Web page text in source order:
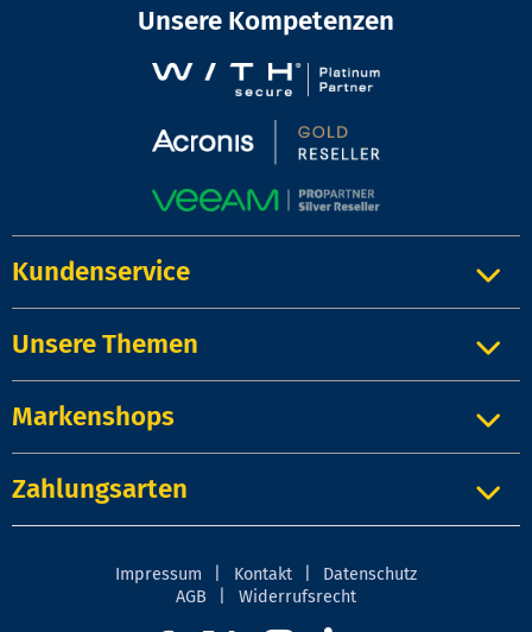
Unsere Kompetenzen
Kundenservice
Unsere Themen
Markenshops
Zahlungsarten
Impressum Kontakt| Datenschutz
AGB
Widerrufsrecht